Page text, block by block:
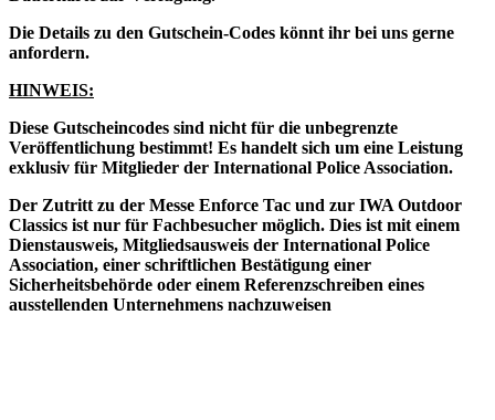
Die Details zu den Gutschein-Codes könnt ihr bei uns gerne
anfordern.
HINWEIS:
Diese Gutscheincodes sind nicht für die unbegrenzte
Veröffentlichung bestimmt! Es handelt sich um eine Leistung
exklusiv für Mitglieder der International Police Association.
Der Zutritt zu der Messe Enforce Tac und zur IWA Outdoor
Classics ist nur für Fachbesucher möglich. Dies ist mit einem
Dienstausweis, Mitgliedsausweis der International Police
Association, einer schriftlichen Bestätigung einer
Sicherheitsbehörde oder einem Referenzschreiben eines
ausstellenden Unternehmens nachzuweisen